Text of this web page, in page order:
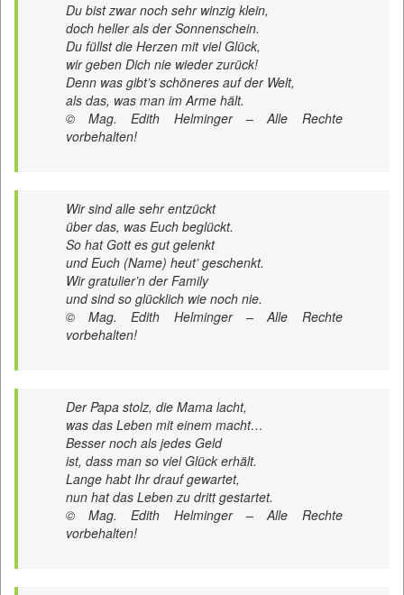
Du bist zwar noch sehr winzig klein,
doch heller als der Sonnenschein.
Du füllst die Herzen mit viel Glück,
wir geben Dich nie wieder zurück!
Denn was gibt’s schöneres auf der Welt,
als das, was man im Arme hält.
© Mag. Edith Helminger – Alle Rechte
vorbehalten!
Wir sind alle sehr entzückt
über das, was Euch beglückt.
So hat Gott es gut gelenkt
und Euch (Name) heut’ geschenkt.
Wir gratulier’n der Family
und sind so glücklich wie noch nie.
© Mag. Edith Helminger – Alle Rechte
vorbehalten!
Der Papa stolz, die Mama lacht,
was das Leben mit einem macht…
Besser noch als jedes Geld
ist, dass man so viel Glück erhält.
Lange habt Ihr drauf gewartet,
nun hat das Leben zu dritt gestartet.
© Mag. Edith Helminger – Alle Rechte
vorbehalten!